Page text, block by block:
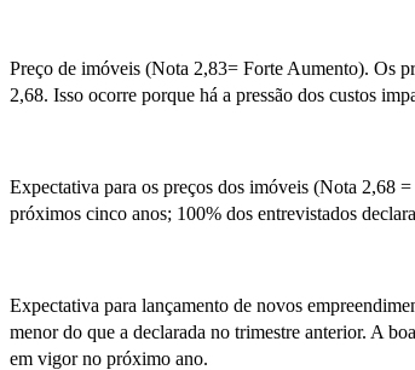
Preço de imóveis (Nota 2,83= Forte Aumento). Os
2,68. Isso ocorre porque há a pressão dos custos
Expectativa para os preços dos imóveis (Nota 2,68
próximos cinco anos; 100% dos entrevistados
Expectativa para lançamento de novos
menor do que a declarada no trimestre anterior. A
em vigor no próximo ano.